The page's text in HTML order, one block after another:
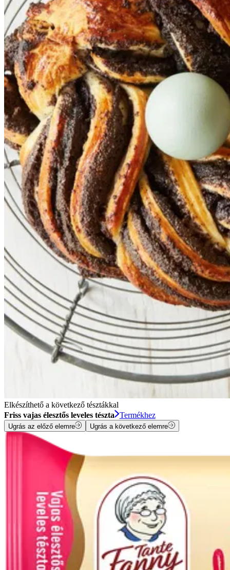
Elkészíthető a következő tésztákkal
Friss vajas élesztős leveles tészta
Termékhez
Ugrás az előző elemre Ugrás a következő elemre